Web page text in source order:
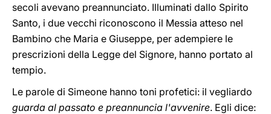
secoli avevano preannunciato. Illuminati dallo Spirito
Santo, i due vecchi riconoscono il Messia atteso nel
Bambino che Maria e Giuseppe, per adempiere le
prescrizioni della Legge del Signore, hanno portato al
tempio.
Le parole di Simeone hanno toni profetici: il vegliardo
guarda al passato e preannuncia l'avvenire. Egli dice: